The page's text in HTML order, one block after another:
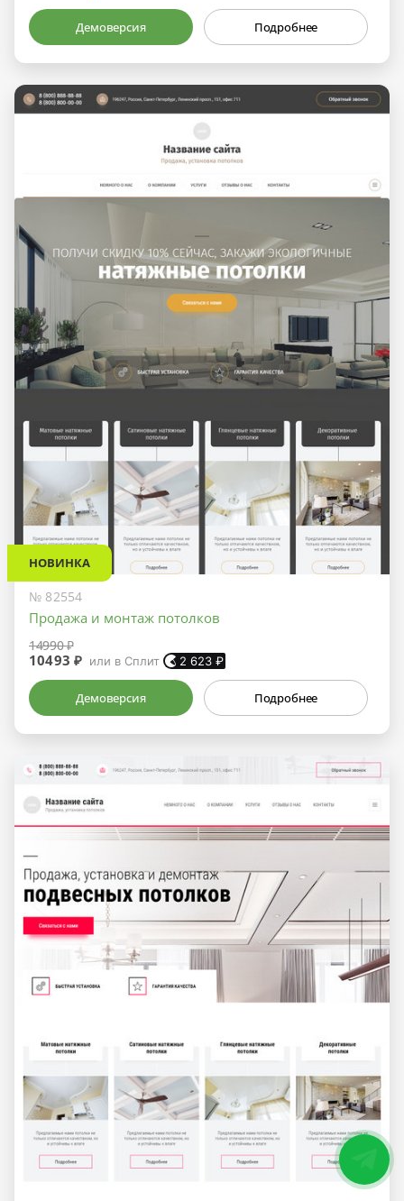
Демоверсия Подробнее
НОВИНКА
№ 82554
Продажа и монтаж потолков
14990 ₽
10493 ₽ или в Сплит 2 623 ₽
Демоверсия Подробнее